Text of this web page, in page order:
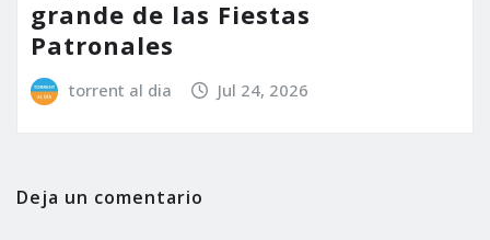
grande de las Fiestas
Patronales
torrent al dia Jul 24, 2026
Deja un comentario